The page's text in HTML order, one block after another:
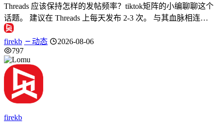
Threads 应该保持怎样的发帖频率？tiktok矩阵的小编聊聊这个
话题。 建议在 Threads 上每天发布 2-3 次。 与其血脉相连…
firekb 动态
2026-08-06
797
firekb